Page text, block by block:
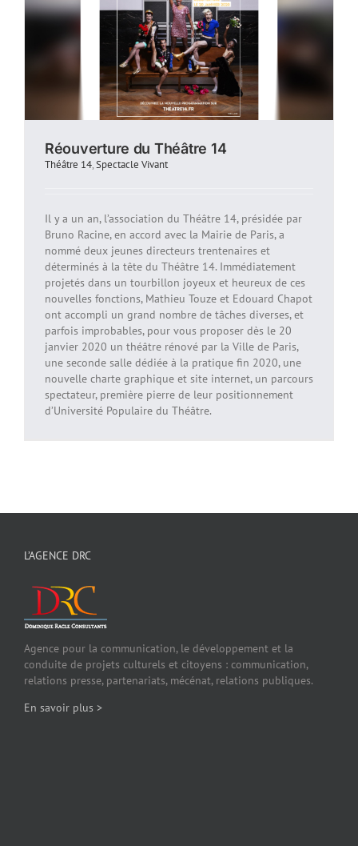
Réouverture du Théâtre 14
Théâtre 14,Spectacle Vivant
Il y a un an, l’association du Théâtre 14, présidée par
Bruno Racine, en accord avec la Mairie de Paris, a
nommé deux jeunes directeurs trentenaires et
déterminés à la tête du Théâtre 14. Immédiatement
projetés dans un tourbillon joyeux et heureux de ces
nouvelles fonctions, Mathieu Touze et Edouard Chapot
ont accompli un grand nombre de tâches diverses, et
parfois improbables, pour vous proposer dès le 20
janvier 2020 un théâtre rénové par la Ville de Paris,
une seconde salle dédiée à la pratique fin 2020, une
nouvelle charte graphique et site internet, un parcours
spectateur, première pierre de leur positionnement
d’Université Populaire du Théâtre.
L’AGENCE DRC
Agence pour la communication, le développement et la
conduite de projets culturels et citoyens : communication,
relations presse, partenariats, mécénat, relations publiques.
En savoir plus >